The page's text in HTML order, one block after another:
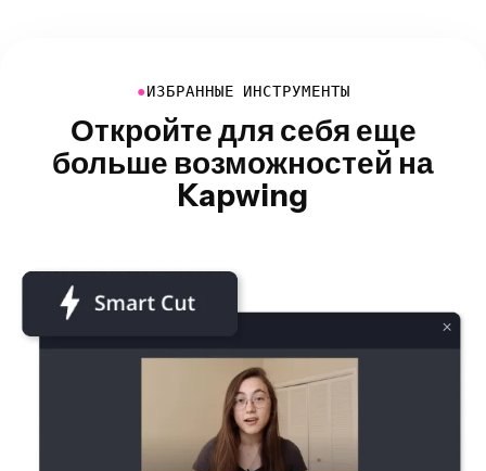
● ИЗБРАННЫЕ ИНСТРУМЕНТЫ
Откройте для себя еще
больше возможностей на
Kapwing